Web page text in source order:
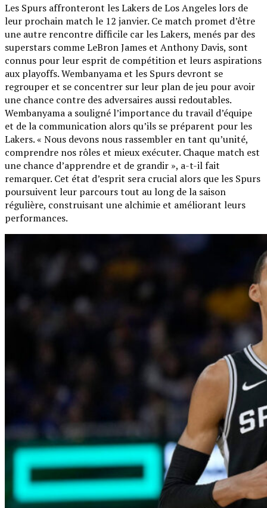
Les Spurs affronteront les Lakers de Los Angeles lors de
leur prochain match le 12 janvier. Ce match promet d’être
une autre rencontre difficile car les Lakers, menés par des
superstars comme LeBron James et Anthony Davis, sont
connus pour leur esprit de compétition et leurs aspirations
aux playoffs. Wembanyama et les Spurs devront se
regrouper et se concentrer sur leur plan de jeu pour avoir
une chance contre des adversaires aussi redoutables.
Wembanyama a souligné l’importance du travail d’équipe
et de la communication alors qu’ils se préparent pour les
Lakers. « Nous devons nous rassembler en tant qu’unité,
comprendre nos rôles et mieux exécuter. Chaque match est
une chance d’apprendre et de grandir », a-t-il fait
remarquer. Cet état d’esprit sera crucial alors que les Spurs
poursuivent leur parcours tout au long de la saison
régulière, construisant une alchimie et améliorant leurs
performances.